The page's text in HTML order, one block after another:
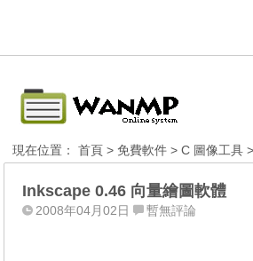
現在位置：首頁 >免費軟件 >C 圖像工具
Inkscape 0.46 向量繪圖軟體
2008年04月02日 暫無評論